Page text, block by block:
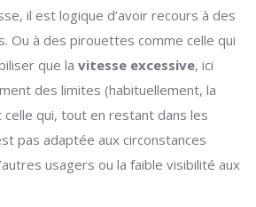
il est logique d’avoir recours à des
Ou à des pirouettes comme celle qui
que la vitesse excessive, ici
des limites (habituellement, la
qui, tout en restant dans les
pas adaptée aux circonstances
usagers ou la faible visibilité aux